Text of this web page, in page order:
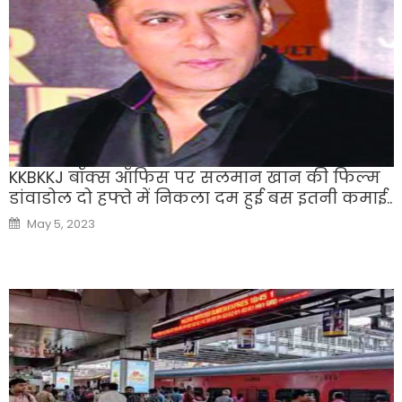
KKBKKJ बॉक्स ऑफिस पर सलमान खान की फिल्म
डांवाडोल दो हफ्ते में निकला दम हुई बस इतनी कमाई..
Posted
on
May 5, 2023